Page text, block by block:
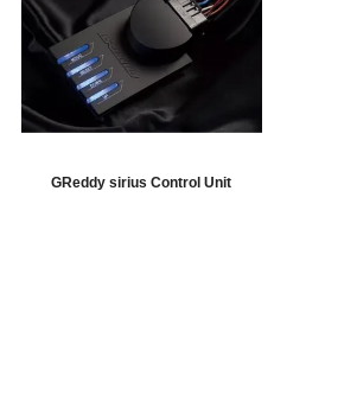
GReddy sirius Control Unit